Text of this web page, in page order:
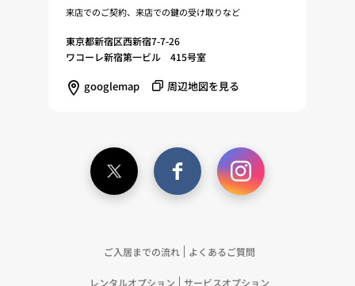
突合して、お客様の当ウェブサイトの利用履歴等の
調査・分析、広告の効果測定およびその結果を利用
し、興味関心・嗜好に応じたサービスに関する広告
（11）本ポリシーへの同意に基づき、提携事業者等
記載の目的で利用するため（12）本ポリシーへの同
意に基づき、提携事業者等が取得した個人関連情報
の提供を受け、当社が既に有している個人情報を突
ービス、マーケティング活動、お問い合わせ対応お
来店でのご契約、来店での鍵の受け取りなど
東京都新宿区西新宿7-7-26
ワコーレ新宿第一ビル 415号室
googlemap 周辺地図を見る
ご入居までの流れ よくあるご質問
レンタルオプション サービスオプション